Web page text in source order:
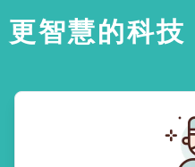
更智慧的科技